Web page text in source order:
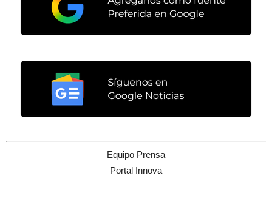
Equipo Prensa
Portal Innova